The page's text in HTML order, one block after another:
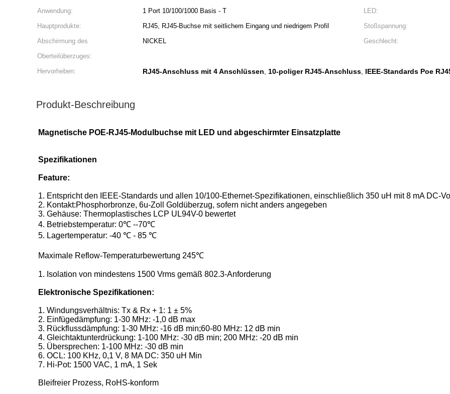
Anwendung:
1 Port 10/100/1000 Basis - T LED:
Hauptprodukte:
RJ45, RJ45-Buchse mit seitlichem Eingang und niedrigem Profil Stoßspannung:
Abschirmung des
Oberteilüberzuges:
NICKEL Geschlecht:
Hervorheben: RJ45-Anschluss mit 4 Anschlüssen, 10-poliger RJ45-Anschluss, IEEE-Standards Poe
Produkt-Beschreibung
Magnetische POE-RJ45-Modulbuchse mit LED und abgeschirmter Einsatzplatte
Spezifikationen
Feature:
1. Entspricht den IEEE-Standards und allen 10/100-Ethernet-Spezifikationen, einschließlich 350 uH mit 8 mA DC-
2. Kontakt:Phosphorbronze, 6u-Zoll Goldüberzug, sofern nicht anders angegeben
3. Gehäuse: Thermoplastisches LCP UL94V-0 bewertet
4. Betriebstemperatur: 0℃ --70℃
5. Lagertemperatur: -40 ℃ - 85 ℃
Maximale Reflow-Temperaturbewertung 245℃
1. Isolation von mindestens 1500 Vrms gemäß 802.3-Anforderung
Elektronische Spezifikationen:
1. Windungsverhältnis: Tx & Rx + 1: 1 ± 5%
2. Einfügedämpfung: 1-30 MHz: -1,0 dB max
3. Rückflussdämpfung: 1-30 MHz: -16 dB min;60-80 MHz: 12 dB min
4. Gleichtaktunterdrückung: 1-100 MHz: -30 dB min; 200 MHz: -20 dB min
5. Übersprechen: 1-100 MHz: -30 dB min
6. OCL: 100 KHz, 0,1 V, 8 MA DC: 350 uH Min
7. Hi-Pot: 1500 VAC, 1 mA, 1 Sek
Bleifreier Prozess, RoHS-konform